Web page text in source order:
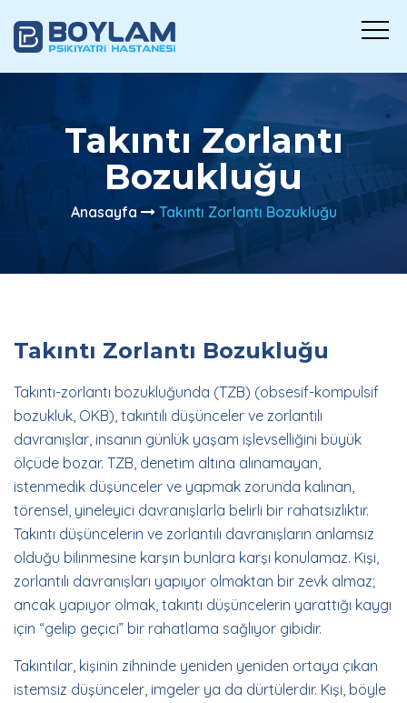
Takıntı Zorlantı
Bozukluğu
Anasayfa Takıntı Zorlantı Bozukluğu
Takıntı Zorlantı Bozukluğu
Takıntı-zorlantı bozukluğunda (TZB) (obsesif-kompulsif
bozukluk, OKB), takıntılı düşünceler ve zorlantılı
davranışlar, insanın günlük yaşam işlevselliğini büyük
ölçüde bozar. TZB, denetim altına alınamayan,
istenmedik düşünceler ve yapmak zorunda kalınan,
törensel, yineleyici davranışlarla belirli bir rahatsızlıktır.
Takıntı düşüncelerin ve zorlantılı davranışların anlamsız
olduğu bilinmesine karşın bunlara karşı konulamaz. Kişi,
zorlantılı davranışları yapıyor olmaktan bir zevk almaz;
ancak yapıyor olmak, takıntı düşüncelerin yarattığı kaygı
için “gelip geçici” bir rahatlama sağlıyor gibidir.
Takıntılar, kişinin zihninde yeniden yeniden ortaya çıkan
istemsiz düşünceler, imgeler ya da dürtülerdir. Kişi, böyle